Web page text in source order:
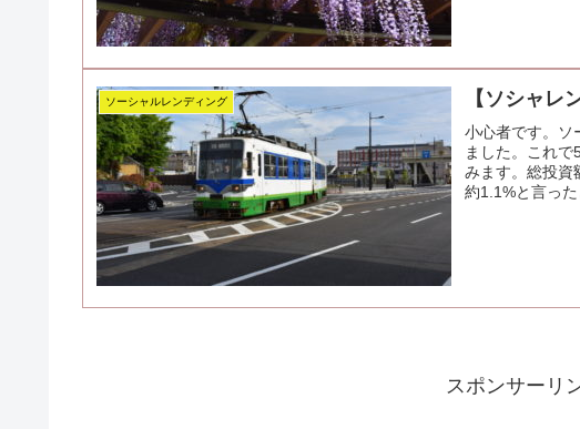
ソーシャルレンディング 【ソシャレ
小心者です。ソ
ました。これで
みます。総投資
約1.1%と言っ
スポンサーリ